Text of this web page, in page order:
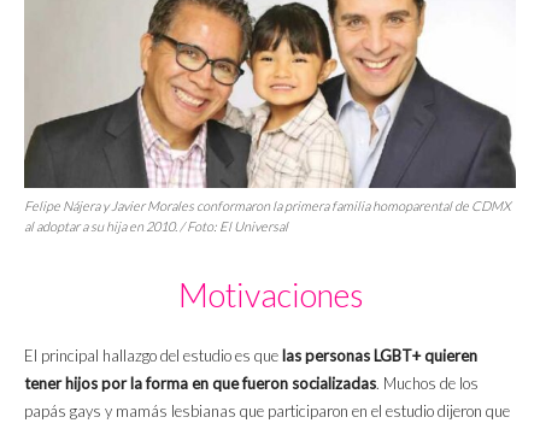
Felipe Nájera y Javier Morales conformaron la primera familia homoparental de CDMX
al adoptar a su hija en 2010. / Foto: El Universal
Motivaciones
El principal hallazgo del estudio es que las personas LGBT+ quieren
tener hijos por la forma en que fueron socializadas. Muchos de los
papás gays y mamás lesbianas que participaron en el estudio dijeron que